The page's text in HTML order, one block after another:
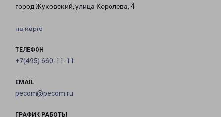
город Жуковский, улица Королева, 4
на карте
ТЕЛЕФОН
+7(495) 660-11-11
EMAIL
pecom@pecom.ru
ГРАФИК РАБОТЫ